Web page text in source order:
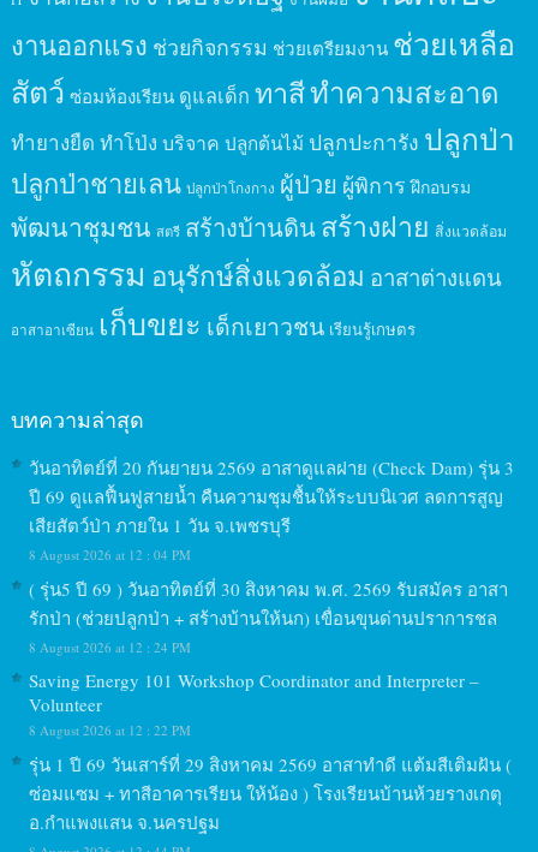
งานออกแรง ช่วยกิจกรรม ช่วยเตรียมงาน ช่วยเหลือ
สัตว์ ซ่อมห้องเรียน ดูแลเด็ก ทาสีทำความสะอาด
ทำยางยืด ทำโป่ง บริจาค ปลูกต้นไม้ ปลูกปะการัง ปลูกป่า
ปลูกป่าชายเลน ปลูกป่าโกงกาง ผู้ป่วย ผู้พิการ ฝึกอบรม
พัฒนาชุมชน สตรี สร้างบ้านดินสร้างฝาย สิ่งแวดล้อม
หัตถกรรม อนุรักษ์สิ่งแวดล้อม อาสาต่างแดน
อาสาอาเซียน เก็บขยะ เด็กเยาวชน เรียนรู้เกษตร
บทความล่าสุด
วันอาทิตย์ที่ 20 กันยายน 2569 อาสาดูแลฝาย (Check Dam) รุ่น 3
ปี 69 ดูแลฟื้นฟูสายน้ำ คืนความชุมชื้นให้ระบบนิเวศ ลดการสูญ
เสียสัตว์ป่า ภายใน 1 วัน จ.เพชรบุรี
8 August 2026 at 12 : 04 PM
( รุ่น5 ปี 69 ) วันอาทิตย์ที่ 30 สิงหาคม พ.ศ. 2569 รับสมัคร อาสา
รักป่า (ช่วยปลูกป่า + สร้างบ้านให้นก) เขื่อนขุนด่านปราการชล
8 August 2026 at 12 : 24 PM
Saving Energy 101 Workshop Coordinator and Interpreter –
Volunteer
8 August 2026 at 12 : 22 PM
รุ่น 1 ปี 69 วันเสาร์ที่ 29 สิงหาคม 2569 อาสาทำดี แต้มสีเติมฝัน (
ซ่อมแซม + ทาสีอาคารเรียน ให้น้อง ) โรงเรียนบ้านห้วยรางเกตุ
อ.กำแพงแสน จ.นครปฐม